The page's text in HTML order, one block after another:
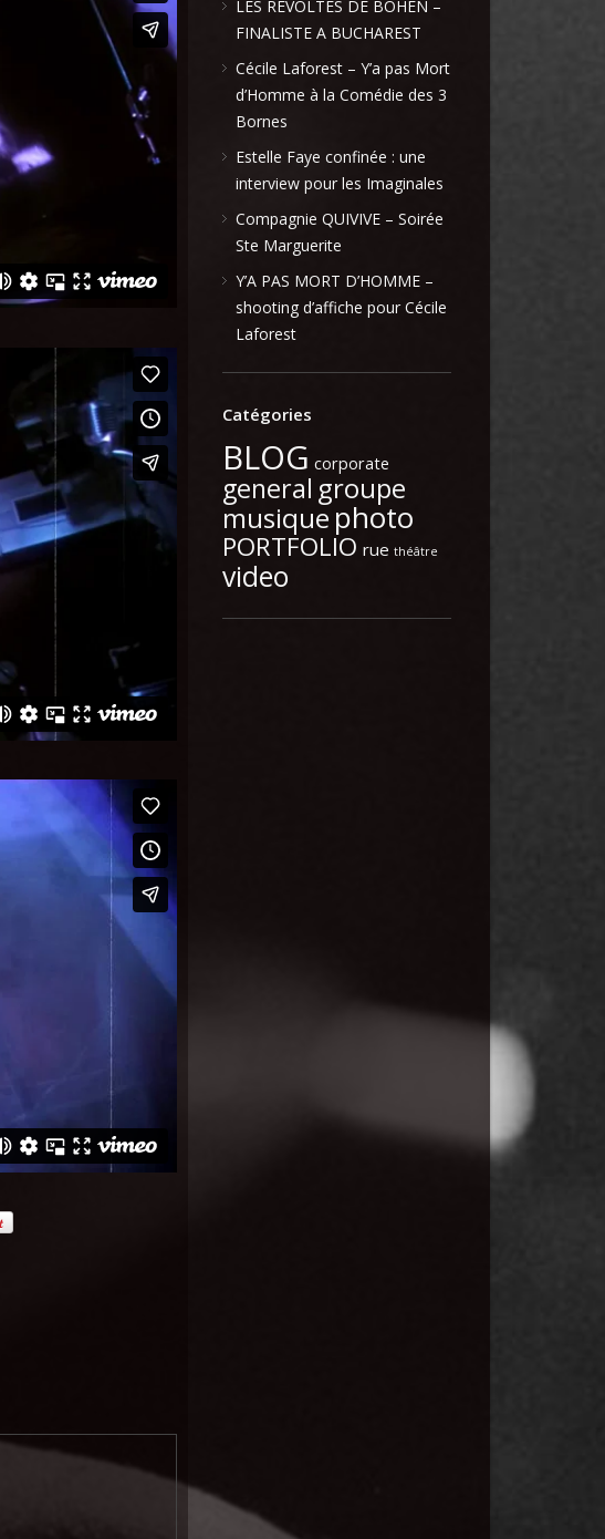
LES REVOLTES DE BOHEN –
FINALISTE A BUCHAREST
Cécile Laforest – Y’a pas Mort
d’Homme à la Comédie des 3
Bornes
Estelle Faye confinée : une
interview pour les Imaginales
Compagnie QUIVIVE – Soirée
Ste Marguerite
Y’A PAS MORT D’HOMME –
shooting d’affiche pour Cécile
Laforest
Catégories
BLOG corporate
general groupe
musiquephoto
PORTFOLIO rue théâtre
video